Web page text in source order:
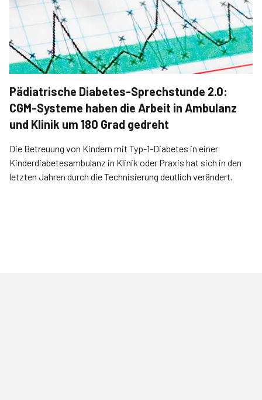
Pädiatrische Diabetes-Sprechstunde 2.0:
CGM-Systeme haben die Arbeit in Ambulanz
und Klinik um 180 Grad gedreht
Die Betreuung von Kindern mit Typ-1-Diabetes in einer
Kinderdiabetesambulanz in Klinik oder Praxis hat sich in den
letzten Jahren durch die Technisierung deutlich verändert.